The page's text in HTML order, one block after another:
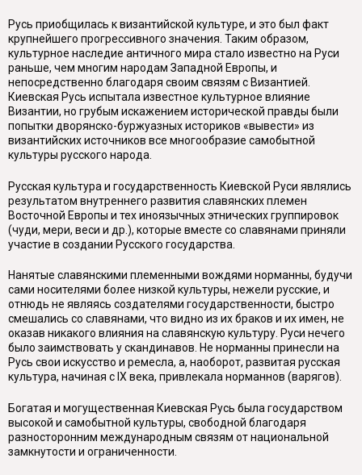
Русь приобщилась к византийской культуре, и это был факт
крупнейшего прогрессивного значения. Таким образом,
культурное наследие античного мира стало известно на Руси
раньше, чем многим народам Западной Европы, и
непосредственно благодаря своим связям с Византией.
Киевская Русь испытала известное культурное влияние
Византии, но грубым искажением исторической правды были
попытки дворянско-буржуазных историков «вывести» из
византийских источников все многообразие самобытной
культуры русского народа.
Русская культура и государственность Киевской Руси являлись
результатом внутреннего развития славянских племен
Восточной Европы и тех иноязычных этнических группировок
(чуди, мери, веси и др.), которые вместе со славянами приняли
участие в создании Русского государства.
Нанятые славянскими племенными вождями норманны, будучи
сами носителями более низкой культуры, нежели русские, и
отнюдь не являясь создателями государственности, быстро
смешались со славянами, что видно из их браков и их имен, не
оказав никакого влияния на славянскую культуру. Руси нечего
было заимствовать у скандинавов. Не норманны принесли на
Русь свои искусство и ремесла, а, наоборот, развитая русская
культура, начиная с IX века, привлекала норманнов (варягов).
Богатая и могущественная Киевская Русь была государством
высокой и самобытной культуры, свободной благодаря
разносторонним международным связям от национальной
замкнутости и ограниченности.